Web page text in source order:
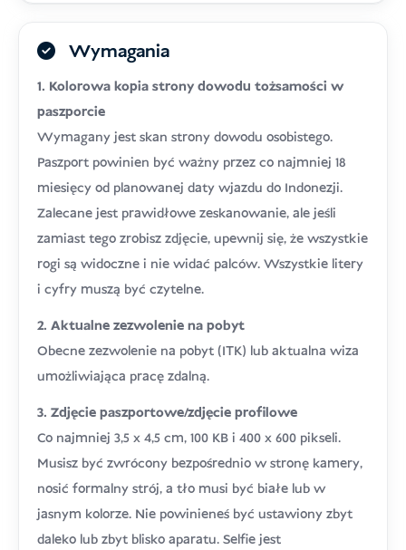
Wymagania
1. Kolorowa kopia strony dowodu tożsamości w
paszporcie
Wymagany jest skan strony dowodu osobistego.
Paszport powinien być ważny przez co najmniej 18
miesięcy od planowanej daty wjazdu do Indonezji.
Zalecane jest prawidłowe zeskanowanie, ale jeśli
zamiast tego zrobisz zdjęcie, upewnij się, że wszystkie
rogi są widoczne i nie widać palców. Wszystkie litery
i cyfry muszą być czytelne.
2. Aktualne zezwolenie na pobyt
Obecne zezwolenie na pobyt (ITK) lub aktualna wiza
umożliwiająca pracę zdalną.
3. Zdjęcie paszportowe/zdjęcie profilowe
Co najmniej 3,5 x 4,5 cm, 100 KB i 400 x 600 pikseli.
Musisz być zwrócony bezpośrednio w stronę kamery,
nosić formalny strój, a tło musi być białe lub w
jasnym kolorze. Nie powinieneś być ustawiony zbyt
daleko lub zbyt blisko aparatu. Selfie jest